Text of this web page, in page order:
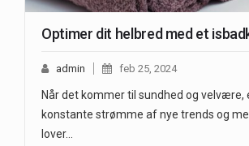
Optimer dit helbred med et
admin feb 25, 2024
Når det kommer til sundhed og velvære,
konstante strømme af nye trends og
lover…